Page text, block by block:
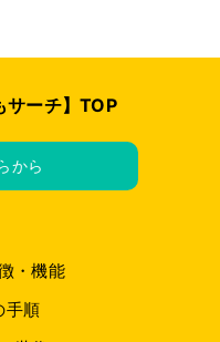
サーチ】TOP
から
・機能
手順